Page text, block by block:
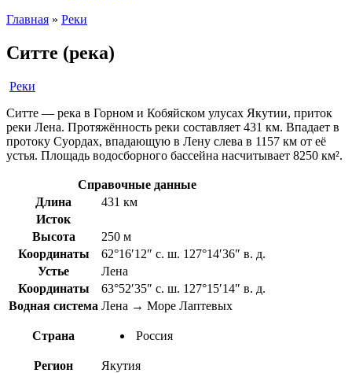
Главная » Реки
Ситте (река)
Реки
Ситте — река в Горном и Кобяйском улусах Якутии, приток
реки Лена. Протяжённость реки составляет 431 км. Впадает в
протоку Суордах, впадающую в Лену слева в 1157 км от её
устья. Площадь водосборного бассейна насчитывает 8250 км².
Справочные данные
Длина
431 км
Исток
Высота
250 м
Координаты
62°16′12″ с. ш. 127°14′36″ в. д.
Устье
Лена
Координаты
63°52′35″ с. ш. 127°15′14″ в. д.
Водная система Лена → Море Лаптевых
Страна Россия
Регион
Якутия